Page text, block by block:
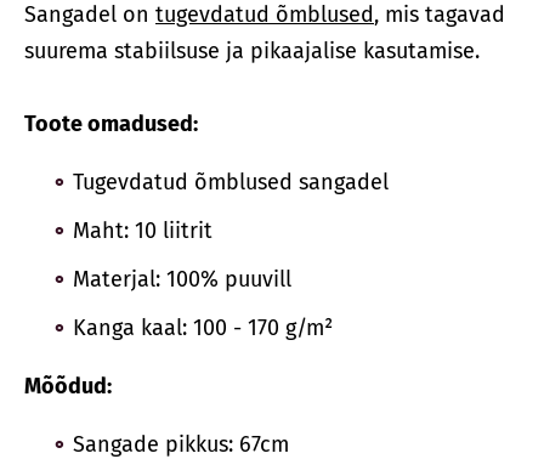
Sangadel on tugevdatud õmblused, mis tagavad
suurema stabiilsuse ja pikaajalise kasutamise.
Toote omadused:
Tugevdatud õmblused sangadel
Maht: 10 liitrit
Materjal: 100% puuvill
Kanga kaal: 100 - 170 g/m²
Mõõdud:
Sangade pikkus: 67cm